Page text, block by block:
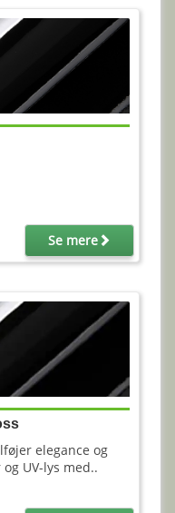
Se mere
elegance og
UV-lys med..